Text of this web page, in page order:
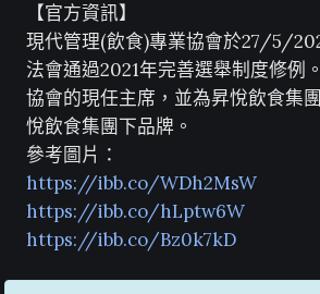
【官方資訊】
現代管理(飲食)專業協會於27/5/
法會通過2021年完善選舉制度修例
協會的現任主席，並為昇悅飲食集
悅飲食集團下品牌。
參考圖片：
https://ibb.co/WDh2MsW
https://ibb.co/hLptw6W
https://ibb.co/Bz0k7kD